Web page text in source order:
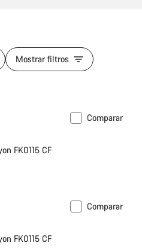
Mostrar filtros
Comparar
FK0115 CF
Comparar
FK0115 CF